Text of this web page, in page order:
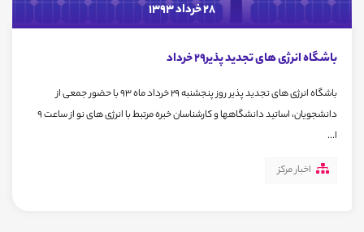
28 خرداد 1393
باشگاه انرژی های تجدید پذیر29 خرداد
باشگاه انرژی های تجدید پذیر روز پنجشنبه 29 خرداد ماه 93 با حضور جمعی از
دانشجویان، اساتید دانشگاهها و کارشناسان خبره مرتبط با انرژی های نو از ساعت 9
ا...
اخبار مرکز